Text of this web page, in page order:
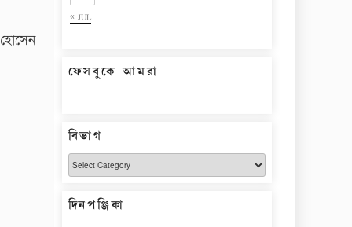
« JUL
ফেসবুকে আমরা
বিভাগ
বিভাগ
দিনপঞ্জিকা